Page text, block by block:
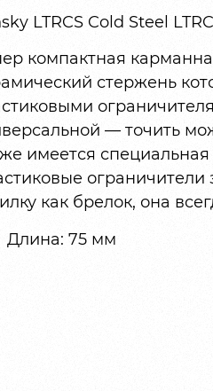
LTRCS Cold Steel
компактная
стержень
— точить
имеется
как брелок, она
Длина: 75 мм